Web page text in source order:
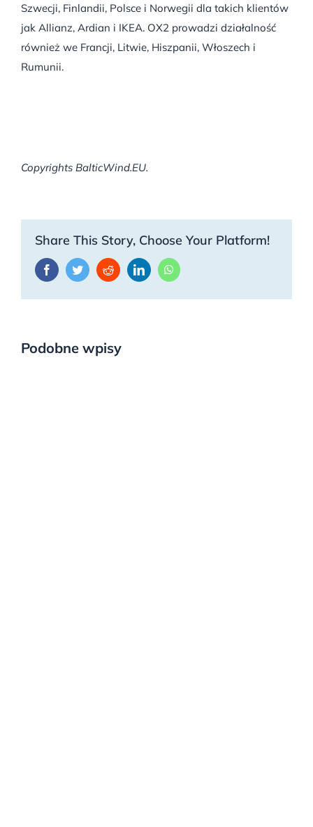
Szwecji, Finlandii, Polsce i Norwegii dla takich klientów
jak Allianz, Ardian i IKEA. OX2 prowadzi działalność
również we Francji, Litwie, Hiszpanii, Włoszech i
Rumunii.
Copyrights BalticWind.EU.
Share This Story, Choose Your Platform!
FacebookTwitterRedditLinkedInWhatsApp
Podobne wpisy